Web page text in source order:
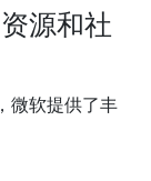
源和社
微软提供了丰